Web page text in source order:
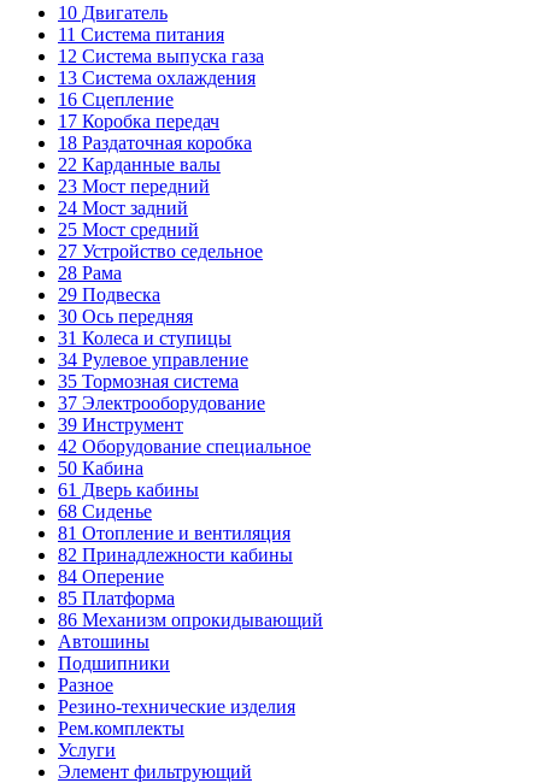
10 Двигатель
11 Система питания
12 Система выпуска газа
13 Система охлаждения
16 Сцепление
17 Коробка передач
18 Раздаточная коробка
22 Карданные валы
23 Мост передний
24 Мост задний
25 Мост средний
27 Устройство седельное
28 Рама
29 Подвеска
30 Ось передняя
31 Колеса и ступицы
34 Рулевое управление
35 Тормозная система
37 Электрооборудование
39 Инструмент
42 Оборудование специальное
50 Кабина
61 Дверь кабины
68 Сиденье
81 Отопление и вентиляция
82 Принадлежности кабины
84 Оперение
85 Платформа
86 Механизм опрокидывающий
Автошины
Подшипники
Разное
Резино-технические изделия
Рем.комплекты
Услуги
Элемент фильтрующий